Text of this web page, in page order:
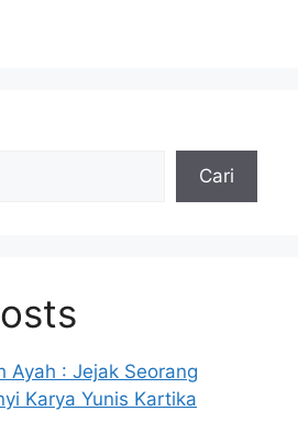
Cari
Ayah : Jejak Seorang
Karya Yunis Kartika